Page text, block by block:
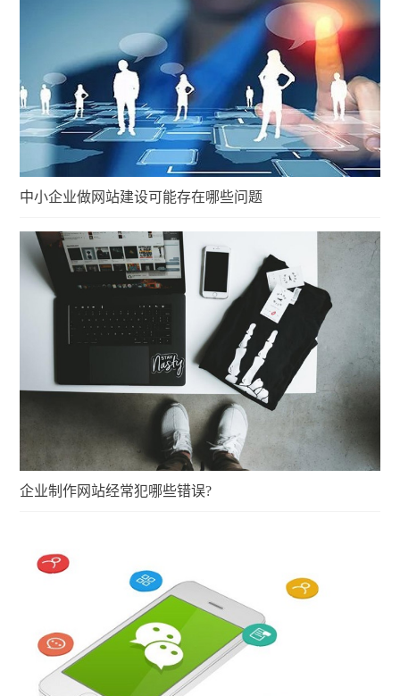
中小企业做网站建设可能存在哪些问题
企业制作网站经常犯哪些错误?